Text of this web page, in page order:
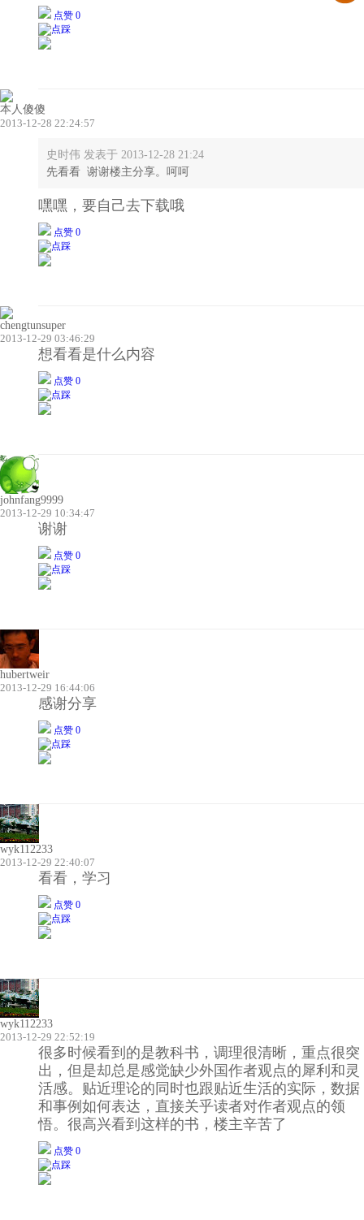
点赞 0
本人傻傻
2013-12-28 22:24:57
史时伟 发表于 2013-12-28 21:24
先看看 谢谢楼主分享。呵呵
嘿嘿，要自己去下载哦
点赞 0
chengtunsuper
2013-12-29 03:46:29
想看看是什么内容
点赞 0
johnfang9999
2013-12-29 10:34:47
谢谢
点赞 0
hubertweir
2013-12-29 16:44:06
感谢分享
点赞 0
wyk112233
2013-12-29 22:40:07
看看，学习
点赞 0
wyk112233
2013-12-29 22:52:19
很多时候看到的是教科书，调理很清晰，重点很突
出，但是却总是感觉缺少外国作者观点的犀利和灵
活感。贴近理论的同时也跟贴近生活的实际，数据
和事例如何表达，直接关乎读者对作者观点的领
悟。很高兴看到这样的书，楼主辛苦了
点赞 0